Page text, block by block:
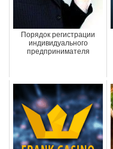
Порядок регистрации
индивидуального
предпринимателя